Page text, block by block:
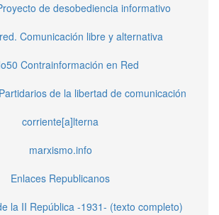
de desobediencia informativo
Comunicación libre y alternativa
Contrainformación en Red
de la libertad de comunicación
corriente[a]lterna
marxismo.info
Enlaces Republicanos
la II República -1931- (texto completo)